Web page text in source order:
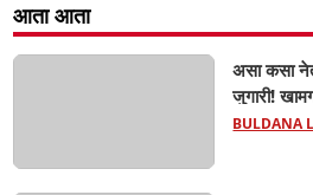
आता आता
असा कसा
जुगारी!
अड्ड्यावर
BULDANA